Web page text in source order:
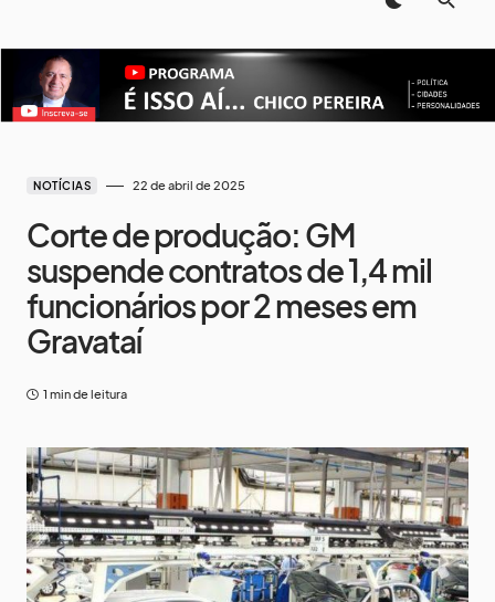
NOTÍCIAS 22 de abril de 2025
Corte de produção: GM
suspende contratos de 1,4 mil
funcionários por 2 meses em
Gravataí
1 min de leitura